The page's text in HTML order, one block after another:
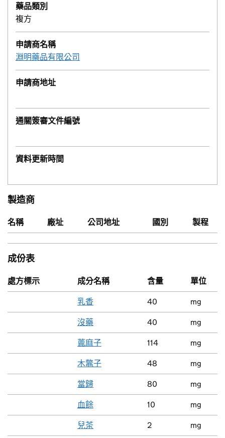
藥品類別
複方
申請商名稱
淵明藥品有限公司
申請商地址
通關簽審文件編號
資料更新時間
製造商
名稱 廠址 公司地址 國別 製程
成份表
處方標示 成分名稱 含量 單位
乳香 40 mg
沒藥 40 mg
蓖麻子 114 mg
木鼈子 48 mg
當歸 80 mg
血餘 10 mg
兒茶 2 mg